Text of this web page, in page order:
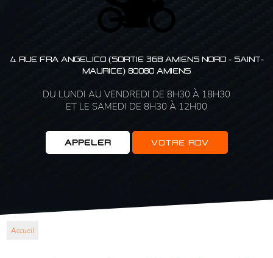
4 RUE FRA ANGELICO (SORTIE 36B AMIENS NORD - SAINT-
MAURICE) 80080 AMIENS
DU LUNDI AU VENDREDI DE 8H30 À 18H30
ET LE SAMEDI DE 8H30 À 12H00
APPELER VOTRE RDV
Accueil